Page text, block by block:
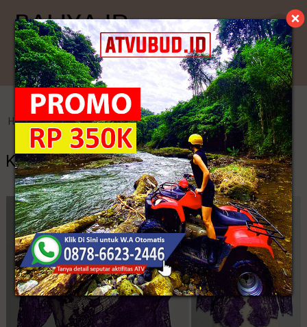
Kategori
Home >Kebaya Jadi >Kebaya Seragam Bali
Kebaya Seragam Bali